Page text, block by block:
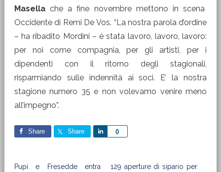
Masellache a fine novembre mettono in scena
Occidente di Remi De Vos. “La nostra parola d’ordine
– ha ribadito Mordini – è stata lavoro, lavoro, lavoro:
per noi come compagnia, per gli artisti, per i
dipendenti con il ritorno degli stagionali,
risparmiando sulle indennità ai soci. E’ la nostra
stagione numero 35 e non volevamo venire meno
all’impegno”.
Share Share 0
Share
Pupi e Fresedde entra
129 aperture di sipario per